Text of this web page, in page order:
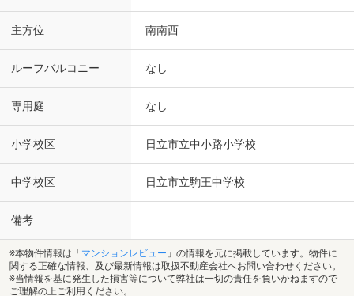
主方位 南南西
ルーフバルコニー なし
専用庭 なし
小学校区 日立市立中小路小学校
中学校区 日立市立駒王中学校
備考
※本物件情報は「 マンションレビュー 」の情報を元に掲載しています。物件に
関する正確な情報、及び最新情報は取扱不動産会社へお問い合わせください。
※当情報を基に発生した損害等について弊社は一切の責任を負いかねますので
ご理解の上ご利用ください。